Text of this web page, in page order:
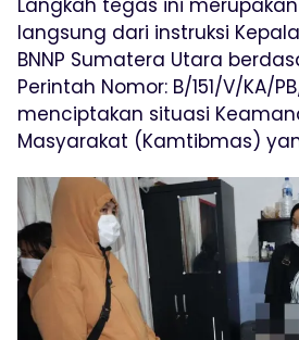
Langkah tegas ini
langsung dari instruksi
BNNP Sumatera Utara
Perintah Nomor: B/151/V/KA/
menciptakan situasi
Masyarakat (Kamtibmas)